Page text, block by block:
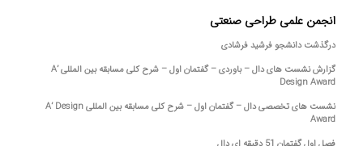
انجمن علمی طراحی صنعتی
درگذشت دانشجو فرشید فرشادی
گزارش نشست های دال – باوردی – گفتمان اول – شرح کلی مسابقه بین المللی A’
Design Award
نشست های تخصصی دال – گفتمان اول – شرح کلی مسابقه بین المللی A’ Design
Award